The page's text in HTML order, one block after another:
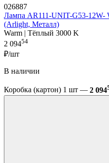
026887
Лампа AR111-UNIT-G53-12W-
(Arlight, Металл)
Warm | Тёплый 3000 K
2 09454
₽/шт
В наличии
Коробка (картон) 1 шт — 2 094